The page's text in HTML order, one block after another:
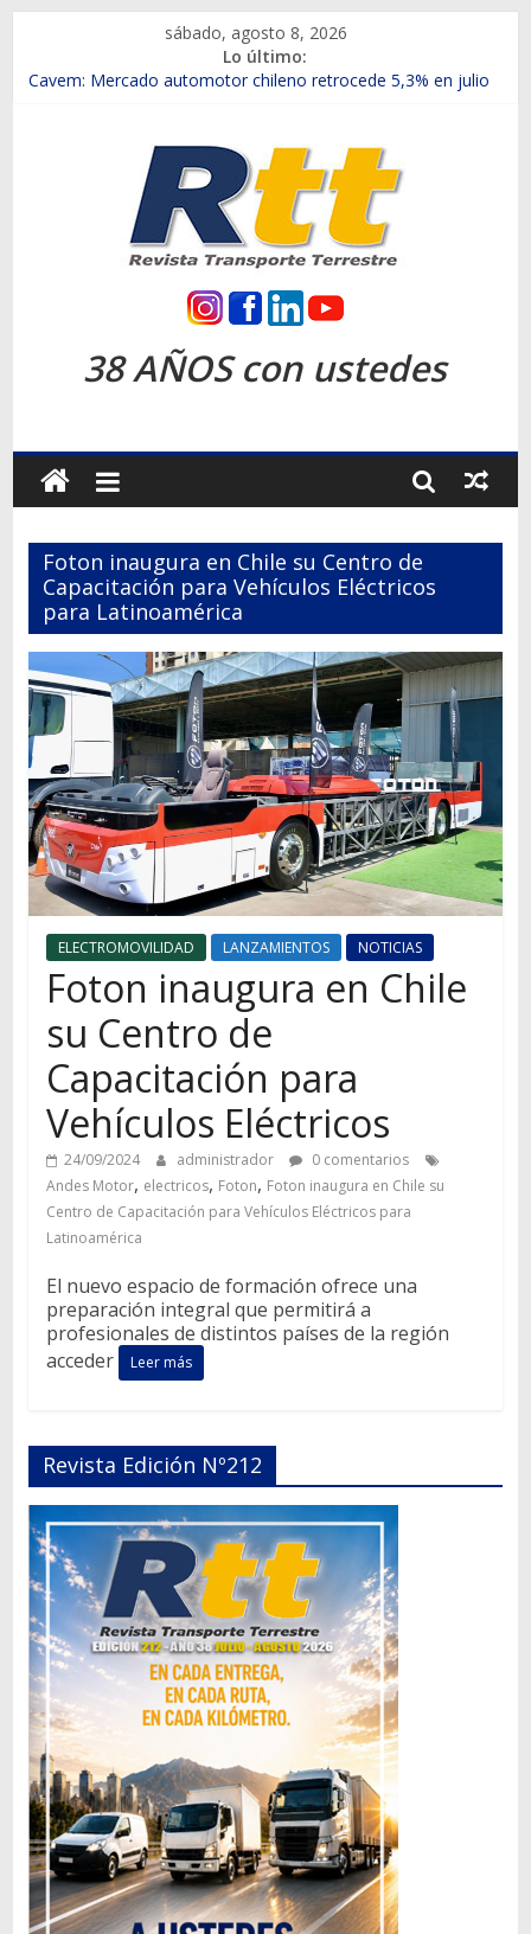
contenido
sábado, agosto 8, 2026
Lo último:
Chile es el primer mercado internacional en lanzar la nueva
Salfa suma vehículos electrificados de Chevrolet en el Biobío
Samex amplía su red con nuevas sucursales en Rancagua y
SINOTRUK Pick-ups presentó la recién estrenada Bolden en
la Expo Compras Públicas 2026
Revista
Transporte
Terrestre
Autos,
camiones,
motos,
información
del
mundo
del
transporte
38 AÑOS con ustedes
Foton inaugura en Chile su Centro de
Capacitación para Vehículos Eléctricos
para Latinoamérica
ELECTROMOVILIDAD LANZAMIENTOS NOTICIAS
Foton inaugura en Chile
su Centro de
Capacitación para
Vehículos Eléctricos
24/09/2024 administrador
0 comentarios
Andes Motor, electricos, Foton, Foton inaugura en Chile su
Centro de Capacitación para Vehículos Eléctricos para
Latinoamérica
El nuevo espacio de formación ofrece una
preparación integral que permitirá a
profesionales de distintos países de la región
acceder
Leer más
Revista Edición Nº212